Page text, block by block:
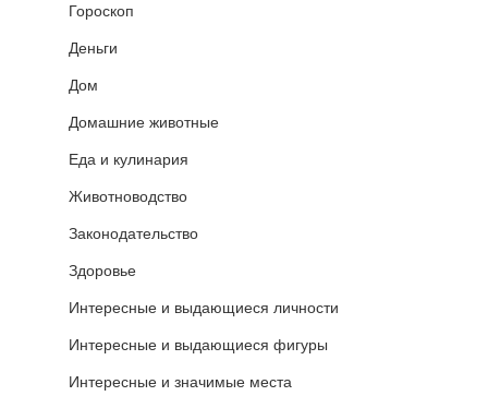
Гороскоп
Деньги
Дом
Домашние животные
Еда и кулинария
Животноводство
Законодательство
Здоровье
Интересные и выдающиеся личности
Интересные и выдающиеся фигуры
Интересные и значимые места